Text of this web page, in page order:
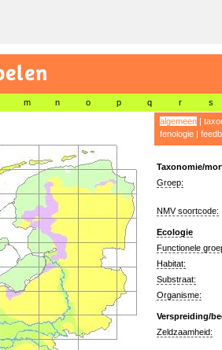
m n o p q r s
algemeen|
fenologie|
Taxonomie/
Groep:
NMV soortcode:
Ecologie
Functionele
Habitat:
Substraat:
Organisme:
Verspreiding/
Zeldzaamheid: